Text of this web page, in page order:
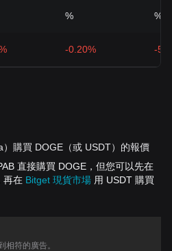
% %
-0.20% -
購買 DOGE（或 USDT）的報價
直接購買 DOGE，但您可以先在
再在 Bitget 現貨市場 用 USDT 購買
相符的廣告。